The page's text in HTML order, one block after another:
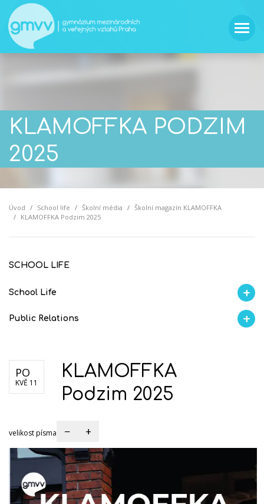
KLAMOFFKA PODZIM
2025
Úvod School life Školní média
Školní magazín KLAMOFFKA
KLAMOFFKA Podzim 2025
SCHOOL LIFE
School Life
Aktuality Proběhlo na GMVV AI Ambasador
Public Relations
PO
KVĚ 11
KLAMOFFKA
Podzim 2025
velikost písma − +